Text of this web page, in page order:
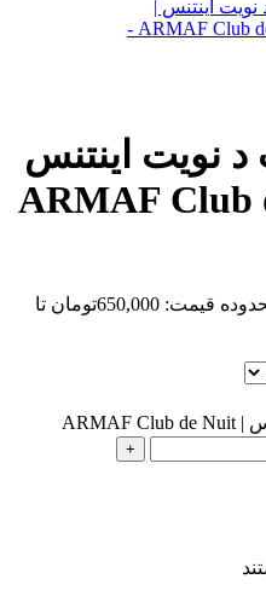
نویت اینتنس
| ARMAF
محدوده قیمت: 650,000تومان تا
عطر آرماف کلاب د نویت اینتنس | ARMAF Club de Nuit